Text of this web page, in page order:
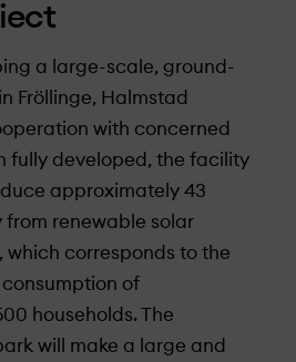
a large-scale, ground-
Fröllinge, Halmstad
with concerned
fully developed, the facility
approximately 43
from renewable solar
which corresponds to the
of
households. The
will make a large and